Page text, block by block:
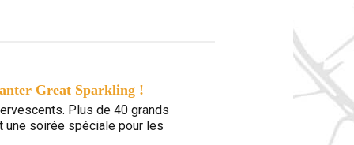
Great Sparkling !
Plus de 40 grands
une soirée spéciale pour les